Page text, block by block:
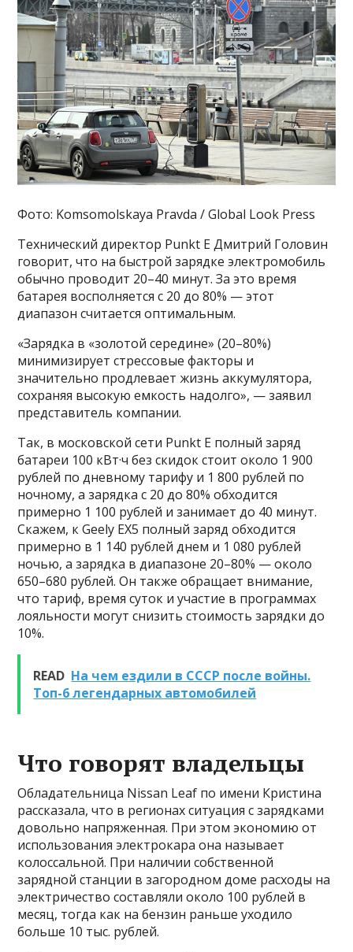
Фото: Komsomolskaya Pravda / Global Look Press
Технический директор Punkt E Дмитрий Головин
говорит, что на быстрой зарядке электромобиль
обычно проводит 20–40 минут. За это время
батарея восполняется с 20 до 80% — этот
диапазон считается оптимальным.
«Зарядка в «золотой середине» (20–80%)
минимизирует стрессовые факторы и
значительно продлевает жизнь аккумулятора,
сохраняя высокую емкость надолго», — заявил
представитель компании.
Так, в московской сети Punkt E полный заряд
батареи 100 кВт·ч без скидок стоит около 1 900
рублей по дневному тарифу и 1 800 рублей по
ночному, а зарядка с 20 до 80% обходится
примерно 1 100 рублей и занимает до 40 минут.
Скажем, к Geely EX5 полный заряд обходится
примерно в 1 140 рублей днем и 1 080 рублей
ночью, а зарядка в диапазоне 20–80% — около
650–680 рублей. Он также обращает внимание,
что тариф, время суток и участие в программах
лояльности могут снизить стоимость зарядки до
10%.
READ На чем ездили в СССР после войны.
Топ-6 легендарных автомобилей
Что говорят владельцы
Обладательница Nissan Leaf по имени Кристина
рассказала, что в регионах ситуация с зарядками
довольно напряженная. При этом экономию от
использования электрокара она называет
колоссальной. При наличии собственной
зарядной станции в загородном доме расходы на
электричество составляли около 100 рублей в
месяц, тогда как на бензин раньше уходило
больше 10 тыс. рублей.